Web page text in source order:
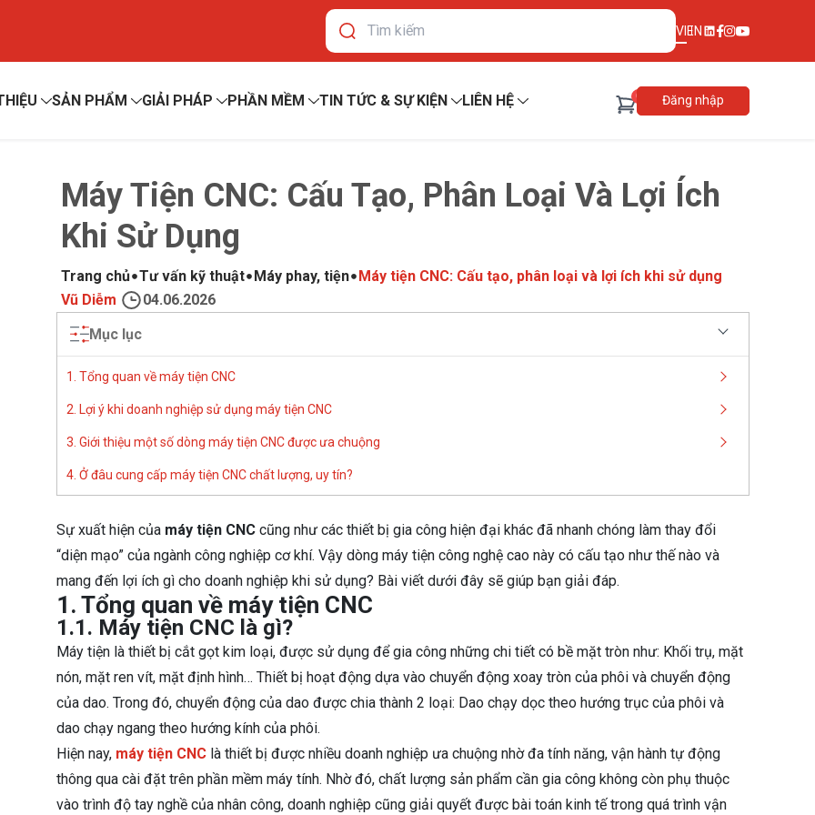
VIEN
SẢN PHẨM GIẢI PHÁP PHẦN MỀM TIN TỨC & SỰ KIỆN LIÊN HỆ 0 Đăng nhập
Máy Tiện CNC: Cấu Tạo, Phân Loại Và Lợi Ích
Khi Sử Dụng
Trang chủ Tư vấn kỹ thuật Máy phay, tiện Máy tiện CNC: Cấu tạo, phân loại và lợi ích khi sử dụng
Vũ Diễm
04.06.2026
Mục lục
1. Tổng quan về máy tiện CNC
2. Lợi ý khi doanh nghiệp sử dụng máy tiện CNC
3. Giới thiệu một số dòng máy tiện CNC được ưa chuộng
4. Ở đâu cung cấp máy tiện CNC chất lượng, uy tín?
Sự xuất hiện của máy tiện CNC cũng như các thiết bị gia công hiện đại khác đã nhanh chóng làm thay đổi
“diện mạo” của ngành công nghiệp cơ khí. Vậy dòng máy tiện công nghệ cao này có cấu tạo như thế nào và
mang đến lợi ích gì cho doanh nghiệp khi sử dụng? Bài viết dưới đây sẽ giúp bạn giải đáp.
1. Tổng quan về máy tiện CNC
1.1. Máy tiện CNC là gì?
Máy tiện là thiết bị cắt gọt kim loại, được sử dụng để gia công những chi tiết có bề mặt tròn như: Khối trụ, mặt
nón, mặt ren vít, mặt định hình… Thiết bị hoạt động dựa vào chuyển động xoay tròn của phôi và chuyển động
của dao. Trong đó, chuyển động của dao được chia thành 2 loại: Dao chạy dọc theo hướng trục của phôi và
dao chạy ngang theo hướng kính của phôi.
Hiện nay, máy tiện CNC là thiết bị được nhiều doanh nghiệp ưa chuộng nhờ đa tính năng, vận hành tự động
thông qua cài đặt trên phần mềm máy tính. Nhờ đó, chất lượng sản phẩm cần gia công không còn phụ thuộc
vào trình độ tay nghề của nhân công, doanh nghiệp cũng giải quyết được bài toán kinh tế trong quá trình vận